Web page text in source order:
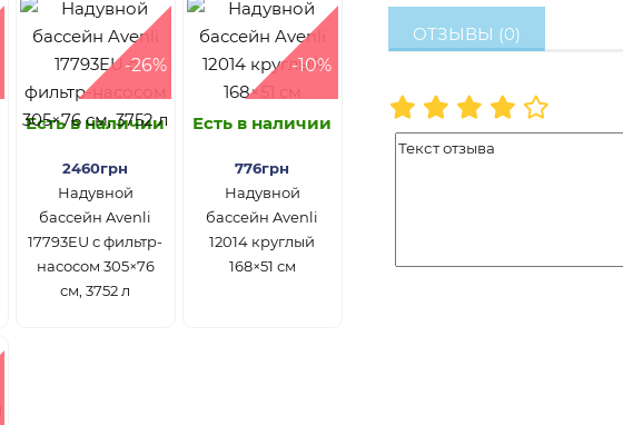
-26%
Есть в наличии
2460грн
Надувной
бассейн Avenli
17793EU с фильтр-
насосом 305×76
см, 3752 л
-10%
Есть в наличии
776грн
Надувной
бассейн Avenli
12014 круглый
168×51 см
ОТЗЫВЫ (0)